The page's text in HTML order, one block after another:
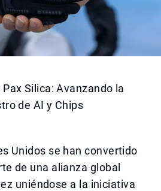
Pax Silica: Avanzando la
de AI y Chips
Unidos se han convertido
de una alianza global
uniéndose a la iniciativa